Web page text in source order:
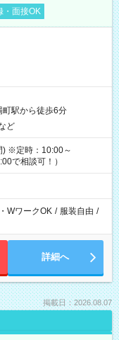
・面接OK
町駅から徒歩6分
ど
※定時：10:00～
で相談可！）
WワークOK / 服装自由 /
詳細へ
掲載日：2026.08.07